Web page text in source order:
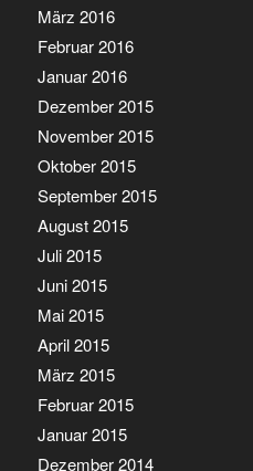
März 2016
Februar 2016
Januar 2016
Dezember 2015
November 2015
Oktober 2015
September 2015
August 2015
Juli 2015
Juni 2015
Mai 2015
April 2015
März 2015
Februar 2015
Januar 2015
Dezember 2014